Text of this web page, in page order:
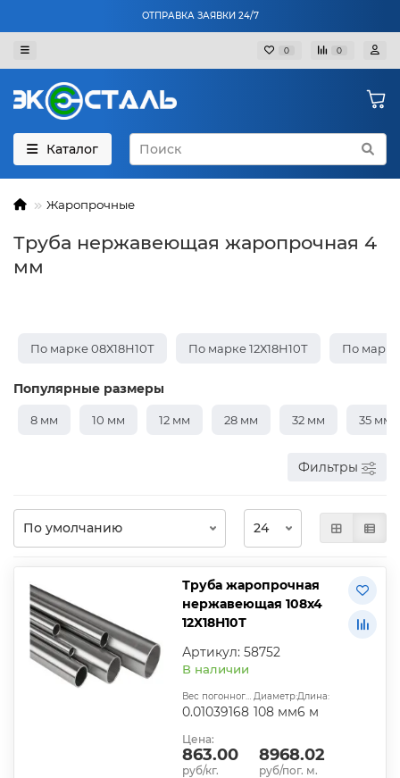
ОТПРАВКА ЗАЯВКИ 24/7
0 0
Каталог
Жаропрочные
Труба нержавеющая жаропрочная 4
мм
По марке 08Х18Н10Т По марке 12Х18Н10Т По марке
Популярные размеры
8 мм 10 мм 12 мм 28 мм 32 мм 35 мм
Фильтры
Труба жаропрочная
нержавеющая 108х4
12Х18Н10Т
Артикул: 58752
В наличии
Вес погонного метра, т.:
0.01039168
Диаметр:
108 мм
Длина:
6 м
Цена:
863.00
руб/кг.
8968.02
руб/пог. м.